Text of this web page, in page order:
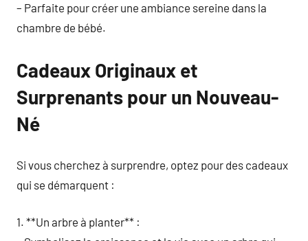
– Parfaite pour créer une ambiance sereine dans la
chambre de bébé.
Cadeaux Originaux et
Surprenants pour un Nouveau-
Né
Si vous cherchez à surprendre, optez pour des cadeaux
qui se démarquent :
1. **Un arbre à planter** :